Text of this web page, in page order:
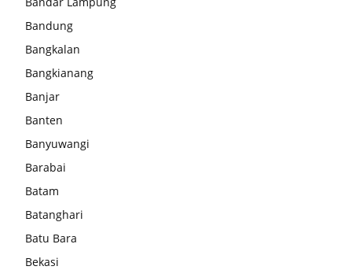
Bandung
Bangkalan
Bangkianang
Banjar
Banten
Banyuwangi
Barabai
Batam
Batanghari
Batu Bara
Bekasi